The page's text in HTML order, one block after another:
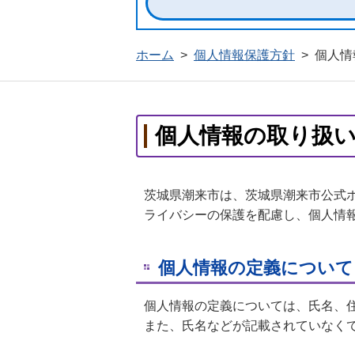
ホーム > 個人情報保護方針 > 個人
個人情報の取り扱
茨城県潮来市は、茨城県潮来市公式
ライバシーの保護を配慮し、個人情
個人情報の定義について
個人情報の定義については、氏名、
また、氏名などが記載されていなく